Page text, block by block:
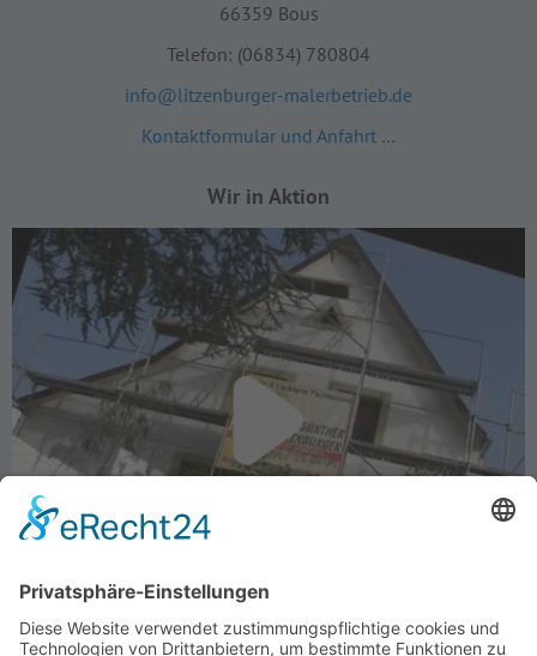
66359 Bous
Telefon: (06834) 780804
info@litzenburger-malerbetrieb.de
Kontaktformular und Anfahrt …
Wir in Aktion